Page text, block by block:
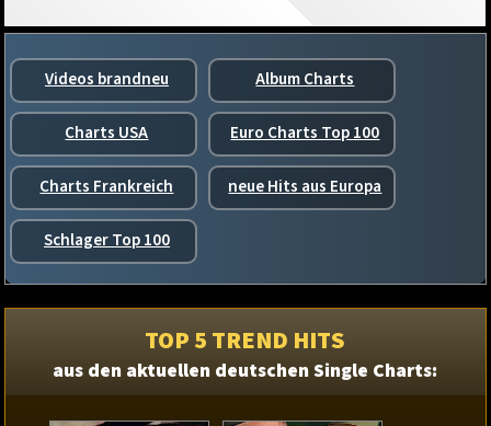
Videos brandneu Album Charts
Charts USA Euro Charts Top 100
Charts Frankreich neue Hits aus Europa
Schlager Top 100
TOP 5 TREND HITS
aus den aktuellen deutschen Single Charts: